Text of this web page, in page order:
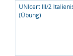
UNIcert III/2
(Übung)